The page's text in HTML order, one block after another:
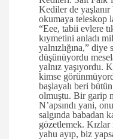
Kediler de yaşlanır
okumaya teleskop
“Eee, tabii evlere
kıymetini anladı
yalnızlığına,”
düşünüyordu
yalnız yaşıyordu.
kimse
başlayalı beri
olmuştu. Bir garip
N’apsındı yani,
salgında babadan
gözetlemek.
yahu ayıp, biz